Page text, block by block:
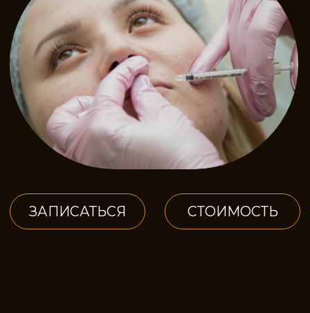
ЗАПИСАТЬСЯ СТОИМОСТЬ
ОПИСАНИЕ
ПРОЦЕДУРЫ
Контурная пластика - это введение
специально разработанных препаратов
гиалуроновой кислоты под кожу лица.